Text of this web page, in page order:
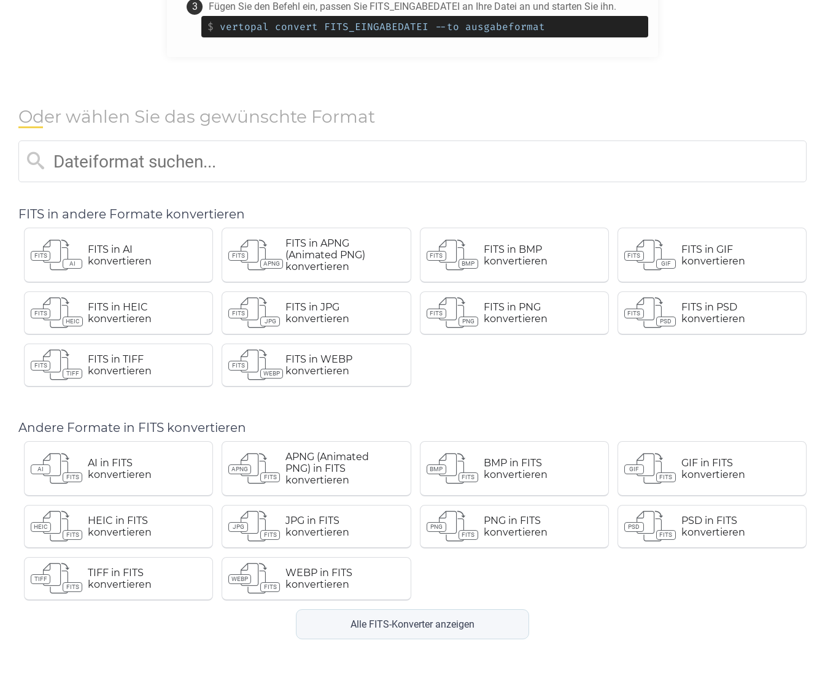
Fügen Sie den Befehl ein, passen Sie FITS_EINGABEDATEI an Ihre Datei an und starten Sie ihn.
$ vertopal convert FITS_EINGABEDATEI --to ausgabeformat
Oder wählen Sie das gewünschte Format
FITS in andere Formate konvertieren
FITS
AI
FITS in AI
konvertieren
FITS
APNG
FITS in APNG
(Animated PNG)
konvertieren
FITS
BMP
FITS in BMP
konvertieren
FITS
GIF
FITS in GIF
konvertieren
FITS
HEIC
FITS in HEIC
konvertieren
FITS
JPG
FITS in JPG
konvertieren
FITS
PNG
FITS in PNG
konvertieren
FITS
PSD
FITS in PSD
konvertieren
FITS
TIFF
FITS in TIFF
konvertieren
FITS
WEBP
FITS in WEBP
konvertieren
Andere Formate in FITS konvertieren
AI
FITS
AI in FITS
konvertieren
APNG
FITS
APNG (Animated
PNG) in FITS
konvertieren
BMP
FITS
BMP in FITS
konvertieren
GIF
FITS
GIF in FITS
konvertieren
HEIC
FITS
HEIC in FITS
konvertieren
JPG
FITS
JPG in FITS
konvertieren
PNG
FITS
PNG in FITS
konvertieren
PSD
FITS
PSD in FITS
konvertieren
TIFF
FITS
TIFF in FITS
konvertieren
WEBP
FITS
WEBP in FITS
konvertieren
Alle FITS-Konverter anzeigen